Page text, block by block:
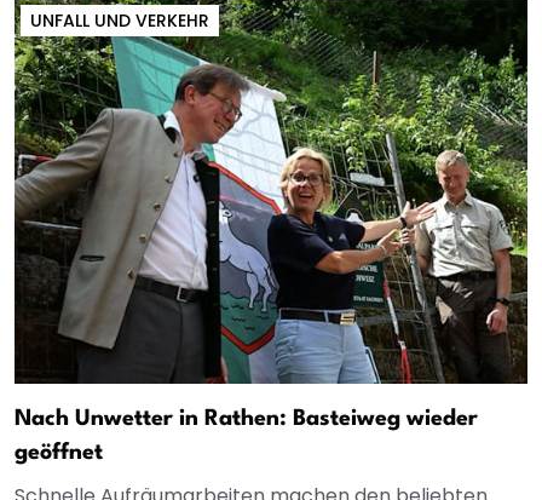
UNFALL UND VERKEHR
Nach Unwetter in Rathen: Basteiweg wieder
geöffnet